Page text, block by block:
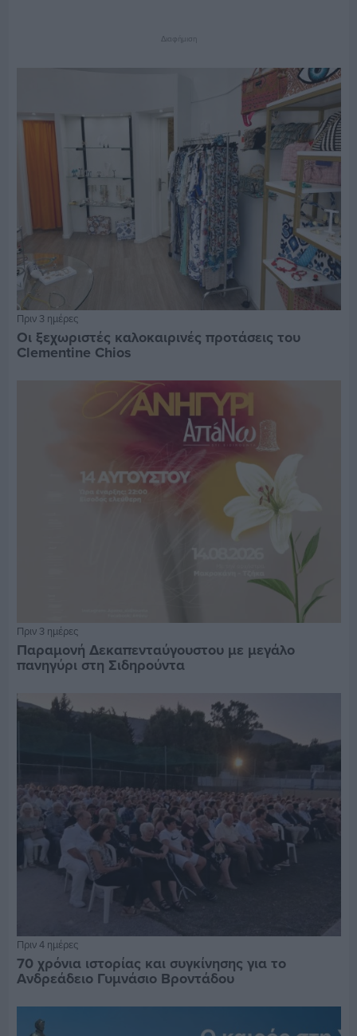
Διαφήμιση
Πριν 3 ημέρες
Οι ξεχωριστές καλοκαιρινές προτάσεις του
Clementine Chios
Πριν 3 ημέρες
Παραμονή Δεκαπενταύγουστου με μεγάλο
πανηγύρι στη Σιδηρούντα
Πριν 4 ημέρες
70 χρόνια ιστορίας και συγκίνησης για το
Ανδρεάδειο Γυμνάσιο Βροντάδου